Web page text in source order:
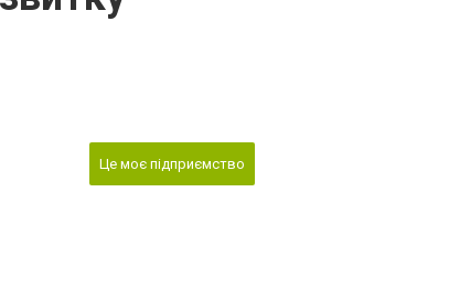
Це моє підприємство